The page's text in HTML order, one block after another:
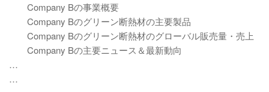
Company Bの事業概要
Company Bのグリーン断熱材の主要製品
Company Bのグリーン断熱材のグローバル販売量・売上
Company Bの主要ニュース＆最新動向
…
…